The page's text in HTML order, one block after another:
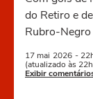
do Retiro e
Rubro-
17 mai 2026 -
(atualizado às
Exibir